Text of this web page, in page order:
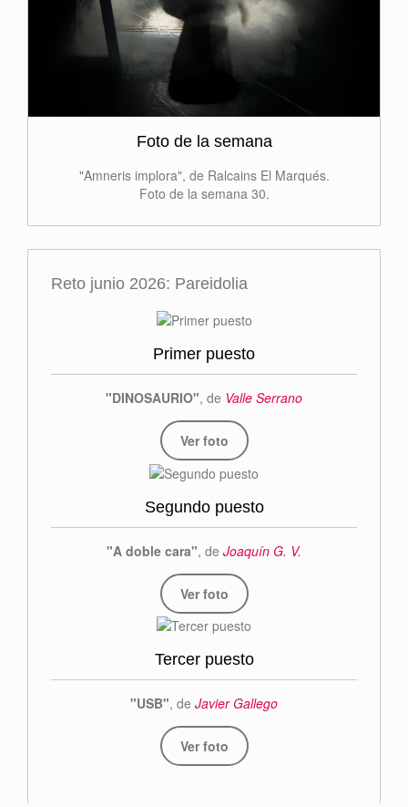
Foto de la semana
"Amneris implora", de Ralcains El Marqués.
Foto de la semana 30.
Reto junio 2026: Pareidolia
Primer puesto
"DINOSAURIO", de Valle Serrano
Ver foto
Segundo puesto
"A doble cara", de Joaquín G. V.
Ver foto
Tercer puesto
"USB", de Javier Gallego
Ver foto